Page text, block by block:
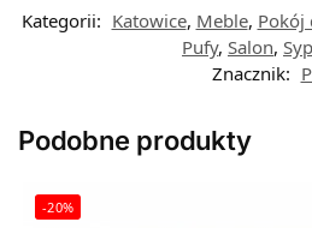
Kategorii: Katowice, Meble, Pokój
Pufy, Salon,
Znacznik:
Podobne produkty
-20%